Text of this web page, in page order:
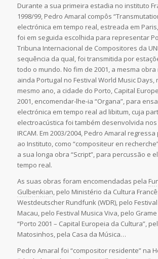
Durante a sua primeira estadia no instituto
1998/99, Pedro Amaral compôs
electrónica em tempo real, estreada em
foi em seguida escolhida para representar
Tribuna Internacional de Compositores da
sequência da qual, foi transmitida por
todo o mundo. No fim de 2001, a mesma
ainda Portugal no Festival World Music Days,
mesmo ano, a cidade do Porto, Capital
2001, encomendar-lhe-ia “Organa”, para
electrónica em tempo real ad libitum, cuja
electroacústica foi também desenvolvida
IRCAM. Em 2003/2004, Pedro Amaral
ao Instituto, como “compositeur en
a sua longa obra “Script”, para percussão e
tempo real.
As suas obras foram encomendadas pela
Gulbenkian , pelo Ministério da Cultura
Westdeutscher Rundfunk (WDR), pelo
Macau, pelo Festival Musica Viva, pelo Grame
“Porto 2001 – Capital Europeia da Cultura”,
Matosinhos, pela Casa da Música…
Pedro Amaral foi “compositor residente” na